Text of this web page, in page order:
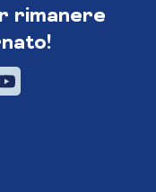
rimanere